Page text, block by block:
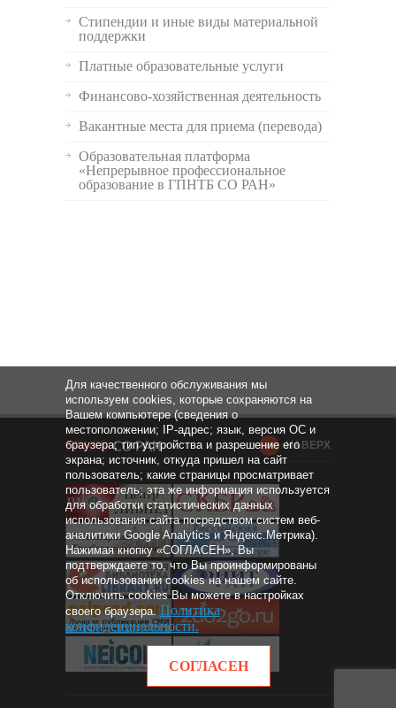
Стипендии и иные виды материальной
поддержки
Платные образовательные услуги
Финансово-хозяйственная деятельность
Вакантные места для приема (перевода)
Образовательная платформа
«Непрерывное профессиональное
образование в ГПНТБ СО РАН»
НАВЕРХ
Для качественного обслуживания мы
используем cookies, которые сохраняются на
Вашем компьютере (сведения о
местоположении; IP-адрес; язык, версия ОС и
браузера; тип устройства и разрешение его
экрана; источник, откуда пришел на сайт
пользователь; какие страницы просматривает
пользователь; эта же информация используется
для обработки статистических данных
использования сайта посредством систем веб-
аналитики Google Analytics и Яндекс.Метрика).
Нажимая кнопку «СОГЛАСЕН», Вы
подтверждаете то, что Вы проинформированы
об использовании cookies на нашем сайте.
Отключить cookies Вы можете в настройках
своего браузера.Политика
конфиденциальности.
СОГЛАСЕН